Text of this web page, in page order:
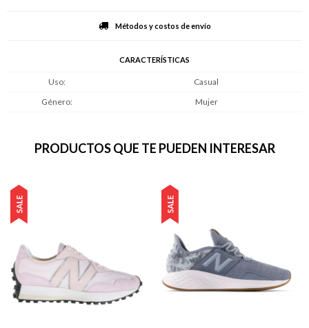
Métodos y costos de envío
CARACTERÍSTICAS
Uso
Casual
Género
Mujer
PRODUCTOS QUE TE PUEDEN INTERESAR